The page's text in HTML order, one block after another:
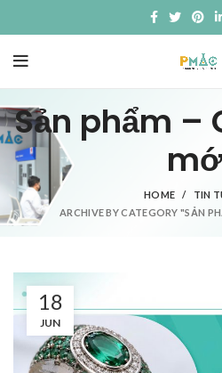
Sản phẩm –
HOME
TIN
ARCHIVE BY CATEGORY "SẢN
18
JUN